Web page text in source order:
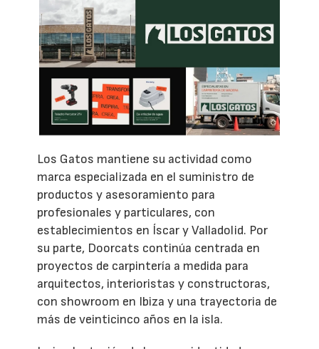
Los Gatos mantiene su actividad como
marca especializada en el suministro de
productos y asesoramiento para
profesionales y particulares, con
establecimientos en Íscar y Valladolid. Por
su parte, Doorcats continúa centrada en
proyectos de carpintería a medida para
arquitectos, interioristas y constructoras,
con showroom en Ibiza y una trayectoria de
más de veinticinco años en la isla.